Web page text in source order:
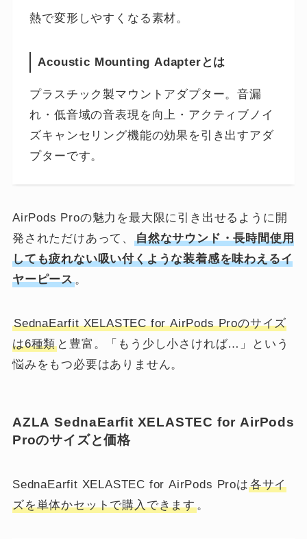
熱で変形しやすくなる素材。
Acoustic Mounting Adapterとは
プラスチック製マウントアダプター。音漏
れ・低音域の音表現を向上・アクティブノイ
ズキャンセリング機能の効果を引き出すアダ
プターです。
AirPods Proの魅力を最大限に引き出せるように開
発されただけあって、
自然なサウンド・長時間使用
しても疲れない吸い付くような装着感を味わえるイ
ヤーピース。
SednaEarfit XELASTEC for AirPods Proのサイズ
は6種類 と豊富。「もう少し小さければ…」という
悩みをもつ必要はありません。
AZLA SednaEarfit XELASTEC for AirPods
Proのサイズと価格
SednaEarfit XELASTEC for AirPods Proは各サイ
ズを単体かセットで購入できます。